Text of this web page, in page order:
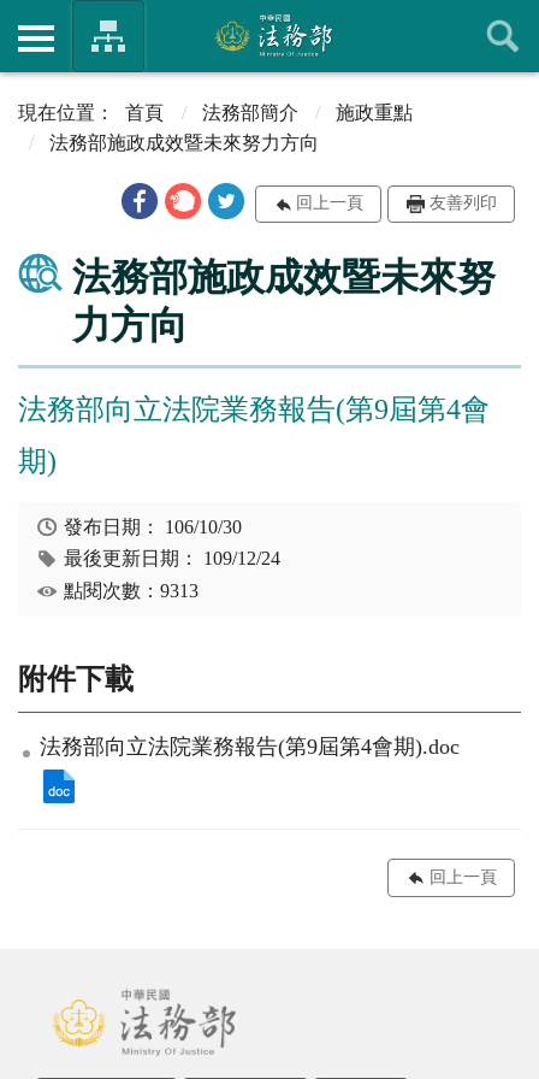
首頁 法務部簡介
施政重點
法務部施政成效暨未來努力方向
回上一頁 友善列印
法務部施政成效暨未來努
力方向
法務部向立法院業務報告(第9屆第4會
期)
發布日期： 106/10/30
最後更新日期： 109/12/24
點閱次數：9313
附件下載
法務部向立法院業務報告(第9屆第4會期).doc
回上一頁